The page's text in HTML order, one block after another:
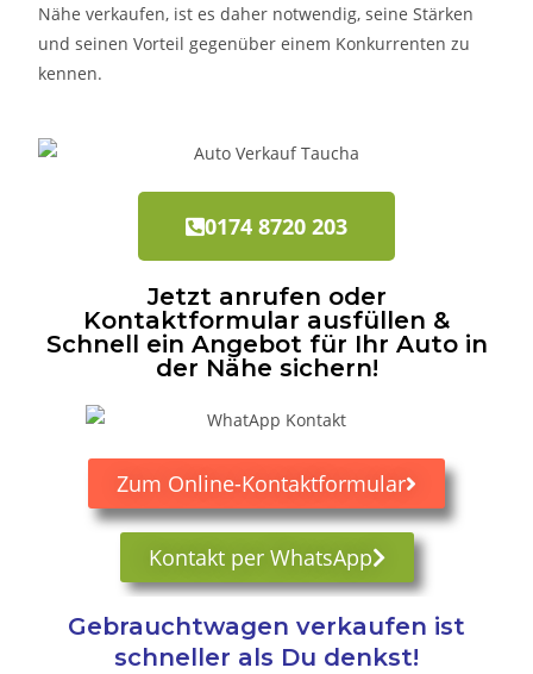
Nähe verkaufen, ist es daher notwendig, seine Stärken
und seinen Vorteil gegenüber einem Konkurrenten zu
kennen.
0174 8720 203
Jetzt anrufen oder
Kontaktformular ausfüllen &
Schnell ein Angebot für Ihr Auto in
der Nähe sichern!
Zum Online-Kontaktformular
Kontakt per WhatsApp
Gebrauchtwagen verkaufen ist
schneller als Du denkst!